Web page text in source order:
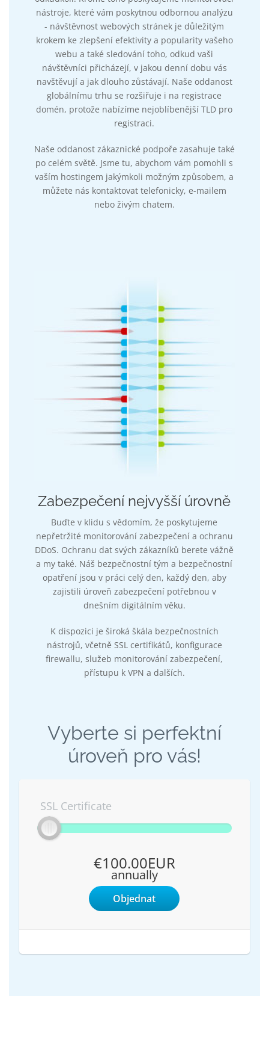
nástroje, které vám poskytnou odbornou analýzu
- návštěvnost webových stránek je důležitým
krokem ke zlepšení efektivity a popularity vašeho
webu a také sledování toho, odkud vaši
návštěvníci přicházejí, v jakou denní dobu vás
navštěvují a jak dlouho zůstávají. Naše oddanost
globálnímu trhu se rozšiřuje i na registrace
domén, protože nabízíme nejoblíbenější TLD pro
registraci.
Naše oddanost zákaznické podpoře zasahuje také
po celém světě. Jsme tu, abychom vám pomohli s
vaším hostingem jakýmkoli možným způsobem, a
můžete nás kontaktovat telefonicky, e-mailem
nebo živým chatem.
Zabezpečení nejvyšší úrovně
Buďte v klidu s vědomím, že poskytujeme
nepřetržité monitorování zabezpečení a ochranu
DDoS. Ochranu dat svých zákazníků berete vážně
a my také. Náš bezpečnostní tým a bezpečnostní
opatření jsou v práci celý den, každý den, aby
zajistili úroveň zabezpečení potřebnou v
dnešním digitálním věku.
K dispozici je široká škála bezpečnostních
nástrojů, včetně SSL certifikátů, konfigurace
firewallu, služeb monitorování zabezpečení,
přístupu k VPN a dalších.
Vyberte si perfektní
úroveň pro vás!
SSL Certificate
€100.00EUR
annually
Objednat